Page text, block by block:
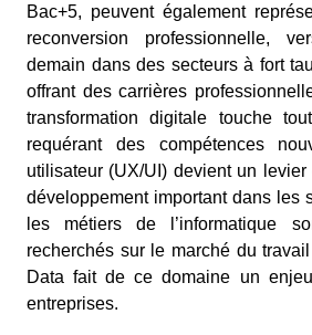
Bac+5, peuvent également
reconversion professionnelle,
demain dans des secteurs à fort
offrant des carrières
transformation digitale touche
requérant des compétences
utilisateur (UX/UI) devient un
développement important dans les
les métiers de l’informatique
recherchés sur le marché du
Data fait de ce domaine un
entreprises.